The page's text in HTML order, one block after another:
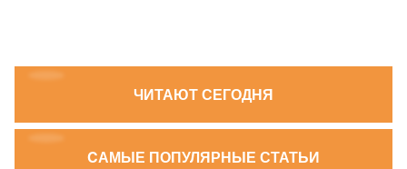
ЧИТАЮТ СЕГОДНЯ
CАМЫЕ ПОПУЛЯРНЫЕ СТАТЬИ